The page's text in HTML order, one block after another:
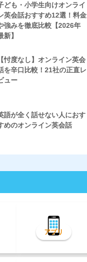
ども・小学生向けオンライ
英会話おすすめ12選！料金
強みを徹底比較【2026年
新】
【忖度なし】オンライン英会
を辛口比較！21社の正直レ
ュー
語が全く話せない人におす
めのオンライン英会話
アプリ